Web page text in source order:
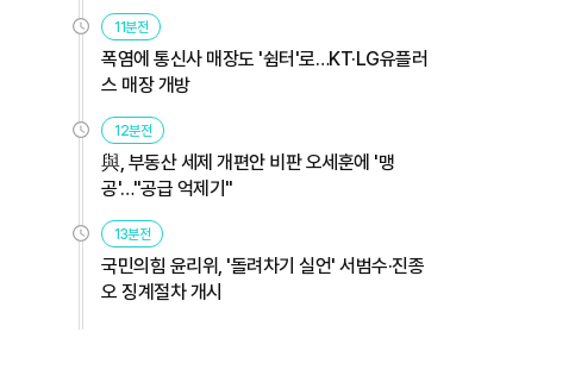
11분전
폭염에 통신사 매장도 '쉼터'로…KT·LG유플러
스 매장 개방
12분전
與, 부동산 세제 개편안 비판 오세훈에 '맹
공'…"공급 억제기"
13분전
국민의힘 윤리위, '돌려차기 실언' 서범수·진종
오 징계절차 개시